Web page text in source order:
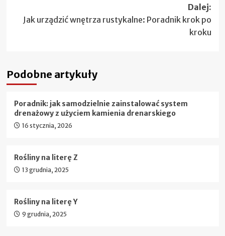
Dalej:
Jak urządzić wnętrza rustykalne: Poradnik krok po
kroku
Podobne artykuły
Poradnik: jak samodzielnie zainstalować system
drenażowy z użyciem kamienia drenarskiego
16 stycznia, 2026
Rośliny na literę Z
13 grudnia, 2025
Rośliny na literę Y
9 grudnia, 2025